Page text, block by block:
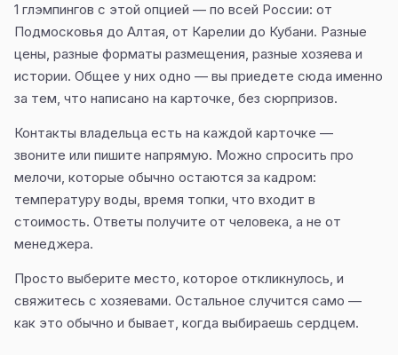
1 глэмпингов с этой опцией — по всей России: от
Подмосковья до Алтая, от Карелии до Кубани. Разные
цены, разные форматы размещения, разные хозяева и
истории. Общее у них одно — вы приедете сюда именно
за тем, что написано на карточке, без сюрпризов.
Контакты владельца есть на каждой карточке —
звоните или пишите напрямую. Можно спросить про
мелочи, которые обычно остаются за кадром:
температуру воды, время топки, что входит в
стоимость. Ответы получите от человека, а не от
менеджера.
Просто выберите место, которое откликнулось, и
свяжитесь с хозяевами. Остальное случится само —
как это обычно и бывает, когда выбираешь сердцем.